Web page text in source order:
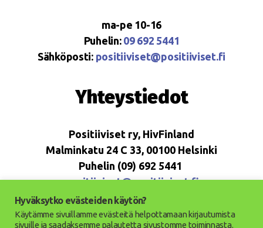
ma-pe 10-16
Puhelin: 09 692 5441
Sähköposti: positiiviset@positiiviset.fi
Yhteystiedot
Positiiviset ry, HivFinland
Malminkatu 24 C 33, 00100 Helsinki
Puhelin (09) 692 5441
positiiviset@positiiviset.fi
Hyväksytko evästeiden käytön?
Käytämme sivuillamme evästeitä helpottamaan kirjautumista
sivuille ja saadaksemme palautetta sivustomme toiminnasta.